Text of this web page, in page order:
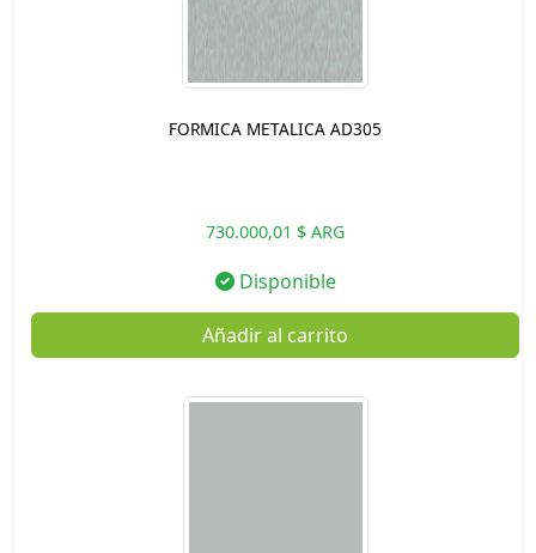
FORMICA METALICA AD305
730.000,01 $ ARG
Disponible
Añadir al carrito